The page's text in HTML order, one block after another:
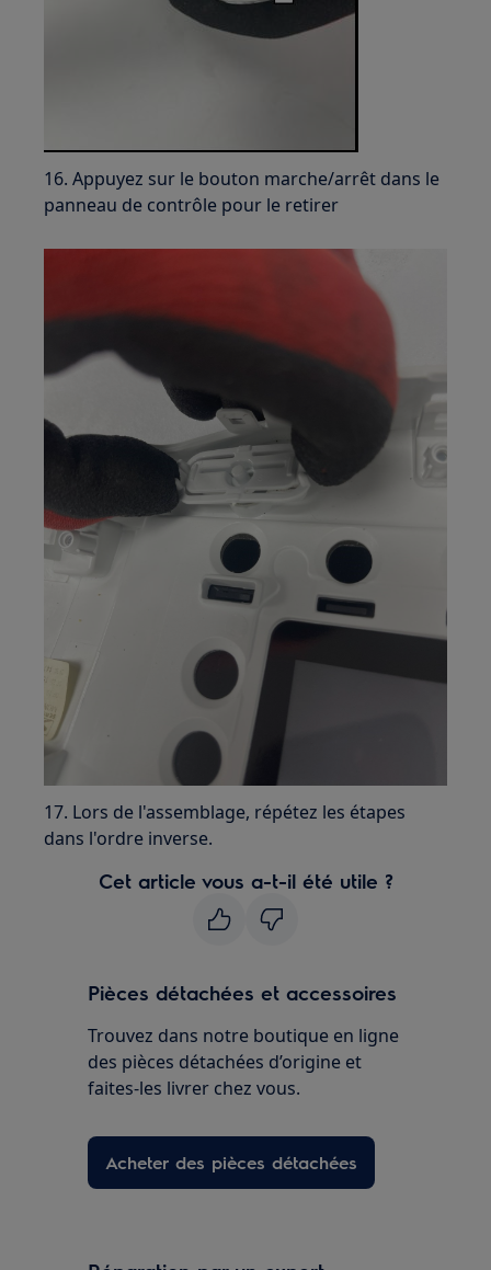
16. Appuyez sur le bouton marche/arrêt dans le
panneau de contrôle pour le retirer
17. Lors de l'assemblage, répétez les étapes
dans l'ordre inverse.
Cet article vous a-t-il été utile ?
Pièces détachées et accessoires
Trouvez dans notre boutique en ligne
des pièces détachées d’origine et
faites-les livrer chez vous.
Acheter des pièces détachées